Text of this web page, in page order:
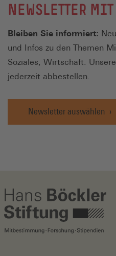
NEWSLETTER
Bleiben Sie informiert:
und Infos zu den Themen
Soziales, Wirtschaft.
jederzeit abbestellen.
Newsletter auswählen